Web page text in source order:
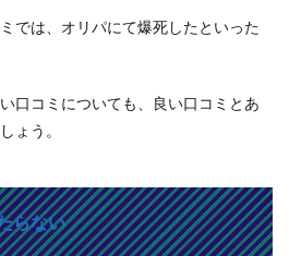
では、オリパにて爆死したといった
口コミについても、良い口コミとあ
ょう。
らない